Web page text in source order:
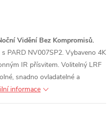
Vidění Bez Kompromisů.
PARD NV007SP2. Vybaveno 4K
IR přísvitem. Volitelný LRF
snadno ovladatelné a
informace